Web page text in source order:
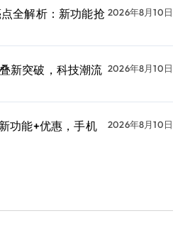
全解析：新功能抢 2026年8月10日
新突破，科技潮流 2026年8月10日
功能+优惠，手机
2026年8月10日